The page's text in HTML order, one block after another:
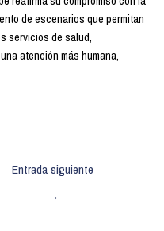
de escenarios que permitan
servicios de salud,
atención más humana,
Entrada siguiente
→